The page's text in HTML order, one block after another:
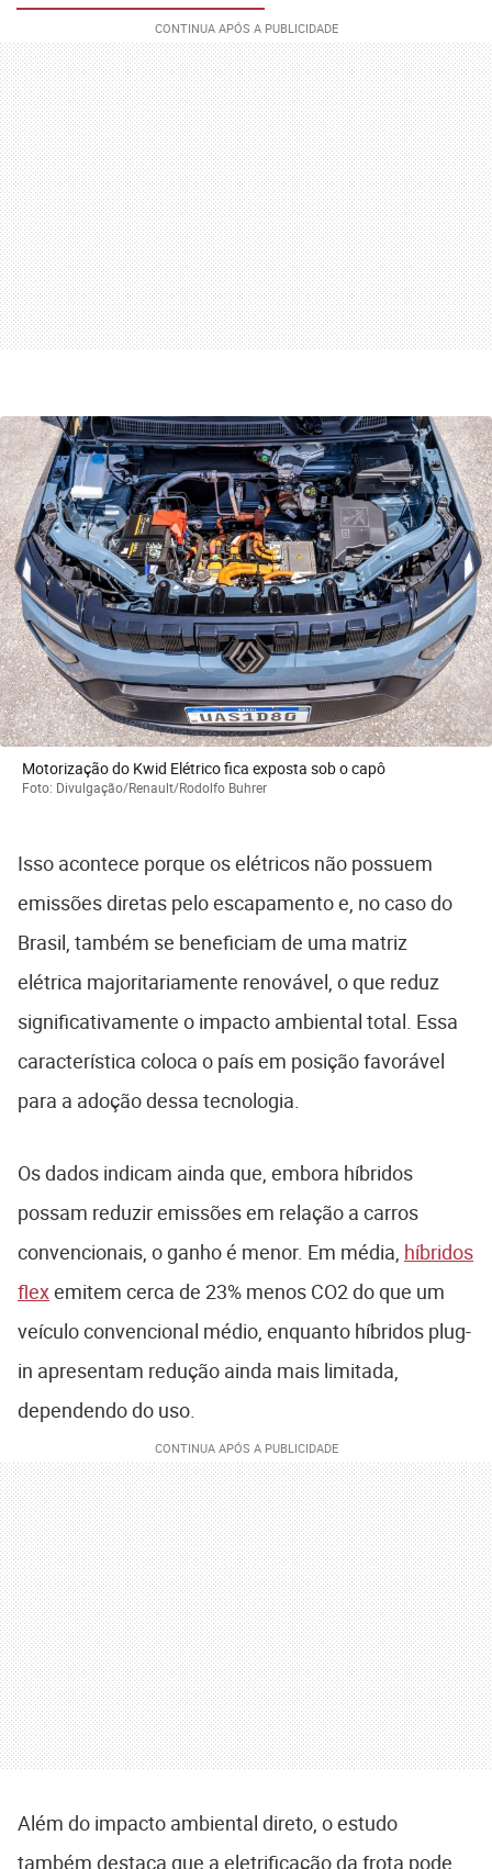
Motorização do Kwid Elétrico fica exposta sob o capô
Foto: Divulgação/Renault/Rodolfo Buhrer
Isso acontece porque os elétricos não possuem
emissões diretas pelo escapamento e, no caso do
Brasil, também se beneficiam de uma matriz
elétrica majoritariamente renovável, o que reduz
significativamente o impacto ambiental total. Essa
característica coloca o país em posição favorável
para a adoção dessa tecnologia.
Os dados indicam ainda que, embora híbridos
possam reduzir emissões em relação a carros
convencionais, o ganho é menor. Em média, híbridos
flexemitem cerca de 23% menos CO2 do que um
veículo convencional médio, enquanto híbridos plug-
in apresentam redução ainda mais limitada,
dependendo do uso.
Além do impacto ambiental direto, o estudo
também destaca que a eletrificação da frota pode